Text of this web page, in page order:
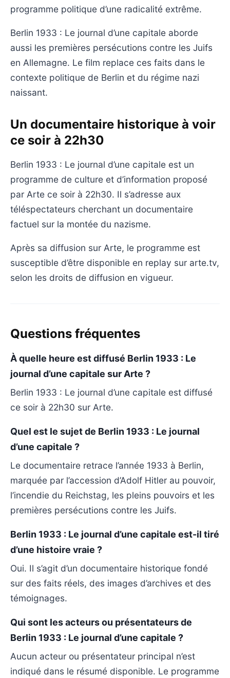
programme politique d’une radicalité extrême.
Berlin 1933 : Le journal d’une capitale aborde
aussi les premières persécutions contre les Juifs
en Allemagne. Le film replace ces faits dans le
contexte politique de Berlin et du régime nazi
naissant.
Un documentaire historique à voir
ce soir à 22h30
Berlin 1933 : Le journal d’une capitale est un
programme de culture et d’information proposé
par Arte ce soir à 22h30. Il s’adresse aux
téléspectateurs cherchant un documentaire
factuel sur la montée du nazisme.
Après sa diffusion sur Arte, le programme est
susceptible d’être disponible en replay sur arte.tv,
selon les droits de diffusion en vigueur.
Questions fréquentes
À quelle heure est diffusé Berlin 1933 : Le
journal d’une capitale sur Arte ?
Berlin 1933 : Le journal d’une capitale est diffusé
ce soir à 22h30 sur Arte.
Quel est le sujet de Berlin 1933 : Le journal
d’une capitale ?
Le documentaire retrace l’année 1933 à Berlin,
marquée par l’accession d’Adolf Hitler au pouvoir,
l’incendie du Reichstag, les pleins pouvoirs et les
premières persécutions contre les Juifs.
Berlin 1933 : Le journal d’une capitale est-il tiré
d’une histoire vraie ?
Oui. Il s’agit d’un documentaire historique fondé
sur des faits réels, des images d’archives et des
témoignages.
Qui sont les acteurs ou présentateurs de
Berlin 1933 : Le journal d’une capitale ?
Aucun acteur ou présentateur principal n’est
indiqué dans le résumé disponible. Le programme